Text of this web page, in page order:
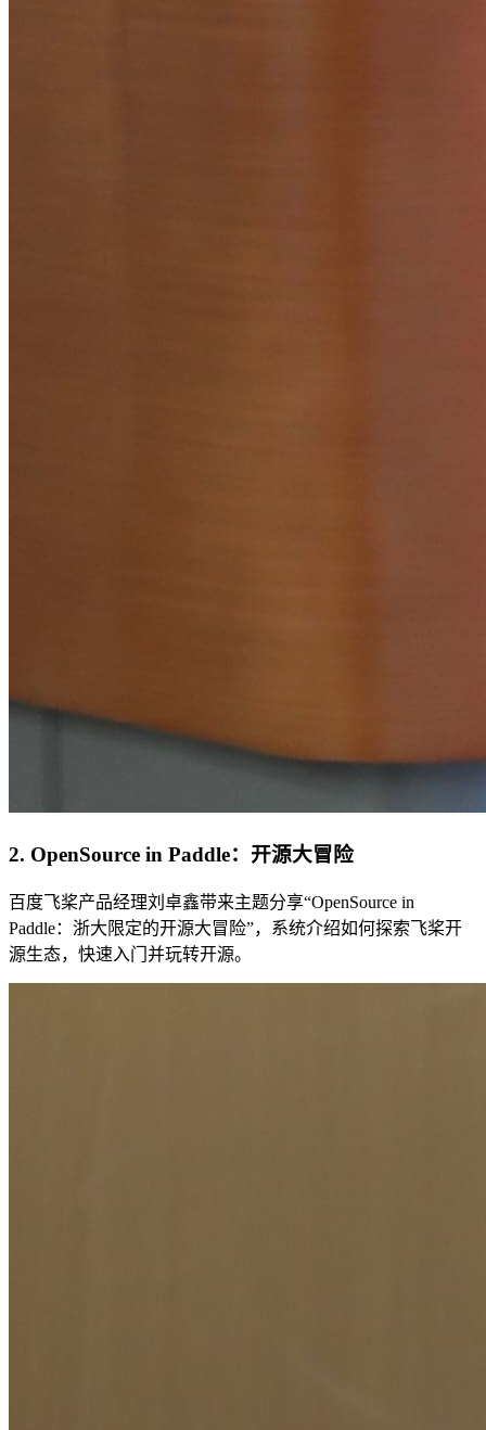
2. OpenSource in Paddle：开源大冒险
百度飞桨产品经理刘卓鑫带来主题分享“OpenSource in
Paddle：浙大限定的开源大冒险”，系统介绍如何探索飞桨开
源生态，快速入门并玩转开源。